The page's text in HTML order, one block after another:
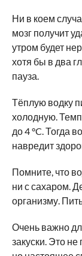
Ни в коем
мозг получит
утром будет
хотя бы в два
пауза.
Тёплую водку
холодную.
до 4 °C. Тогда
навредит
Помните, что
ни с сахаром.
организму.
Очень важно
закуски. Это